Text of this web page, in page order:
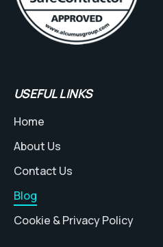
USEFUL LINKS
Home
About Us
Contact Us
Blog
Cookie & Privacy Policy